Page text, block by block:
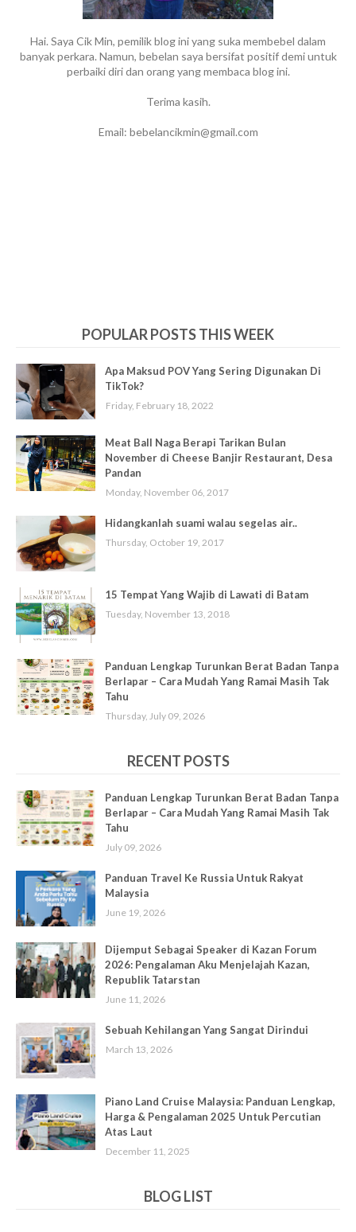
Hai. Saya Cik Min, pemilik blog ini yang suka membebel dalam
banyak perkara. Namun, bebelan saya bersifat positif demi untuk
perbaiki diri dan orang yang membaca blog ini.
Terima kasih.
Email: bebelancikmin@gmail.com
POPULAR POSTS THIS WEEK
Apa Maksud POV Yang Sering Digunakan Di
TikTok?
Friday, February 18, 2022
Meat Ball Naga Berapi Tarikan Bulan
November di Cheese Banjir Restaurant, Desa
Pandan
Monday, November 06, 2017
Hidangkanlah suami walau segelas air..
Thursday, October 19, 2017
15 Tempat Yang Wajib di Lawati di Batam
Tuesday, November 13, 2018
Panduan Lengkap Turunkan Berat Badan Tanpa
Berlapar – Cara Mudah Yang Ramai Masih Tak
Tahu
Thursday, July 09, 2026
RECENT POSTS
Panduan Lengkap Turunkan Berat Badan Tanpa
Berlapar – Cara Mudah Yang Ramai Masih Tak
Tahu
July 09, 2026
Panduan Travel Ke Russia Untuk Rakyat
Malaysia
June 19, 2026
Dijemput Sebagai Speaker di Kazan Forum
2026: Pengalaman Aku Menjelajah Kazan,
Republik Tatarstan
June 11, 2026
Sebuah Kehilangan Yang Sangat Dirindui
March 13, 2026
Piano Land Cruise Malaysia: Panduan Lengkap,
Harga & Pengalaman 2025 Untuk Percutian
Atas Laut
December 11, 2025
BLOG LIST